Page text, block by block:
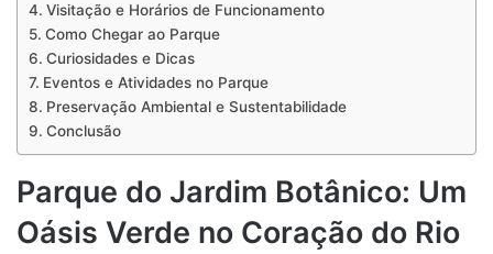
Visitação e Horários de Funcionamento
Como Chegar ao Parque
Curiosidades e Dicas
Eventos e Atividades no Parque
Preservação Ambiental e Sustentabilidade
Conclusão
Parque do Jardim Botânico: Um
Oásis Verde no Coração do Rio